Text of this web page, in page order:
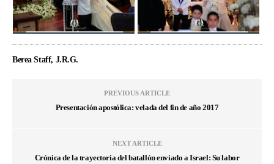
Berea Staff, J.R.G.
PREVIOUS ARTICLE
Presentación apostólica: velada del fin de año 2017
NEXT ARTICLE
Crónica de la trayectoria del batallón enviado a Israel: Su labor